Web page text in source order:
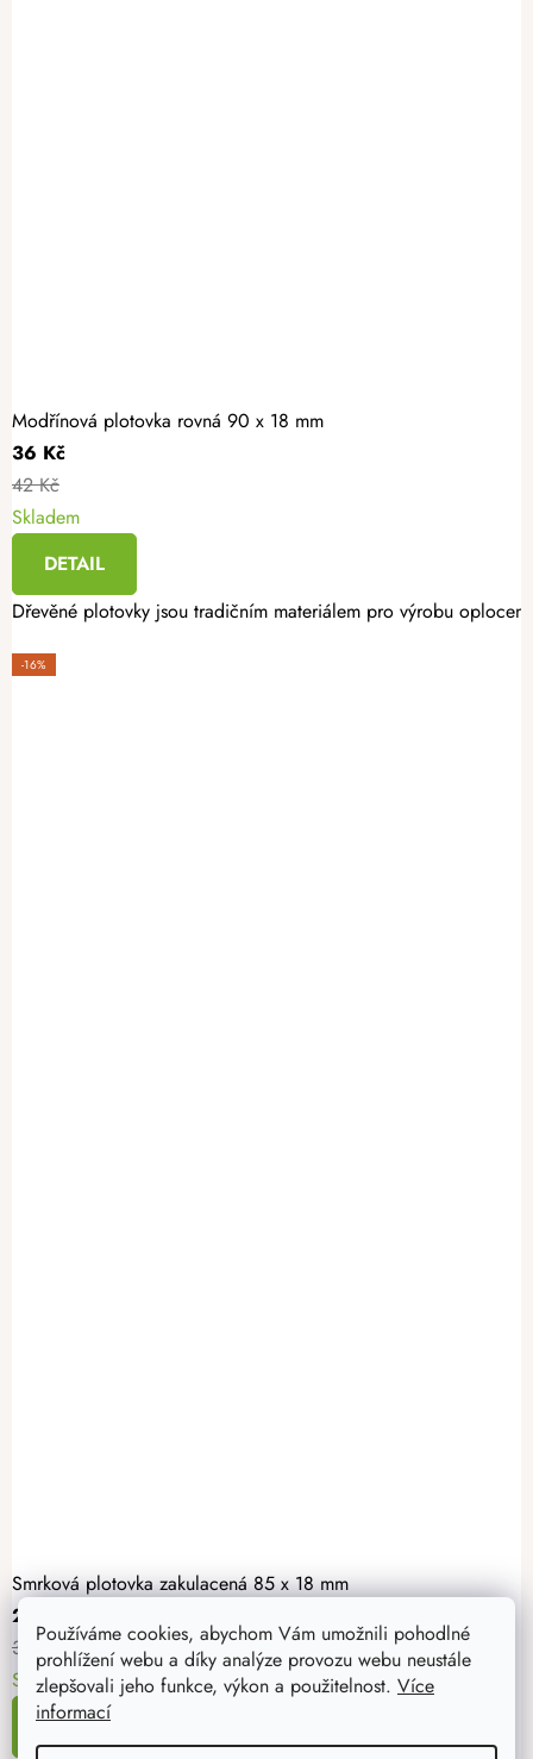
Používáme cookies, abychom Vám umožnili pohodlné
prohlížení webu a díky analýze provozu webu neustále
zlepšovali jeho funkce, výkon a použitelnost. Více
informací
Modřínová plotovka rovná 90 x 18 mm
36 Kč
42 Kč
Skladem
DETAIL
Dřevěné plotovky jsou tradičním materiálem pro výrobu
-16%
Smrková plotovka zakulacená 85 x 18 mm
26 Kč
31 Kč
Skladem >100 ks 11. - 12. 8. u vás
DETAIL